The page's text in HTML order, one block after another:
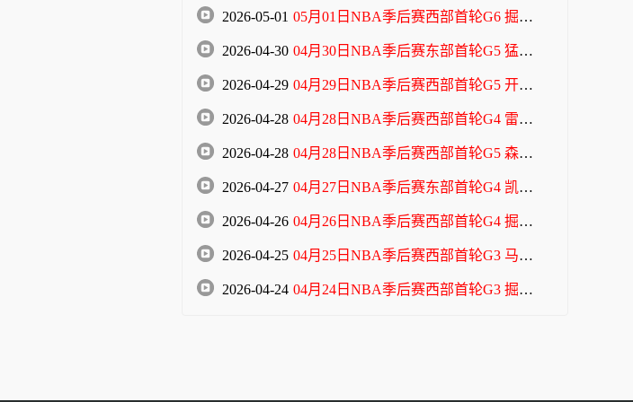
2026-05-01 05月01日NBA季后赛西部首轮G6 掘金 - 森林狼 全场录像
2026-04-30 04月30日NBA季后赛东部首轮G5 猛龙 - 骑士 全场录像
2026-04-29 04月29日NBA季后赛西部首轮G5 开拓者 - 马刺 全场录像
2026-04-28 04月28日NBA季后赛西部首轮G4 雷霆 - 太阳 全场录像
2026-04-28 04月28日NBA季后赛西部首轮G5 森林狼 - 掘金 全场录像
2026-04-27 04月27日NBA季后赛东部首轮G4 凯尔特人 - 76人 全场录像
2026-04-26 04月26日NBA季后赛西部首轮G4 掘金 - 森林狼 全场录像
2026-04-25 04月25日NBA季后赛西部首轮G3 马刺 - 开拓者 全场录像
2026-04-24 04月24日NBA季后赛西部首轮G3 掘金 - 森林狼 全场录像